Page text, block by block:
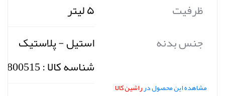
ظرفیت
۵ لیتر
جنس بدنه
استیل - پلاستیک
شناسه کالا : 2901278800515
مشاهده این محصول درراشین کالا